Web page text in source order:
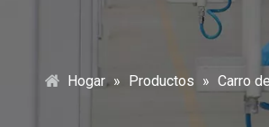
Hogar » Productos » Carro